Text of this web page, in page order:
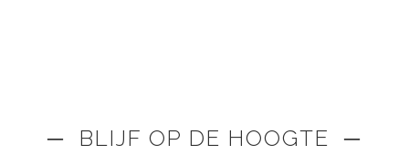
─ BLIJF OP DE HOOGTE ─